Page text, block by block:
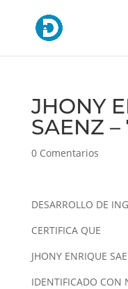
JHONY
SAENZ –
0 Comentarios
DESARROLLO DE
CERTIFICA QUE
JHONY ENRIQUE
IDENTIFICADO CON